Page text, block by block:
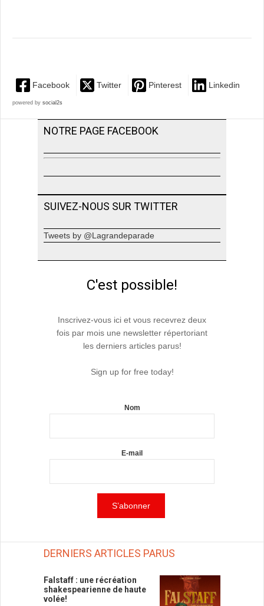
Facebook Twitter Pinterest Linkedin
powered by social2s
NOTRE PAGE FACEBOOK
SUIVEZ-NOUS SUR TWITTER
Tweets by @Lagrandeparade
C'est possible!
Inscrivez-vous ici et vous recevrez deux
fois par mois une newsletter répertoriant
les derniers articles parus!
Sign up for free today!
Nom
E-mail
DERNIERS ARTICLES PARUS
Falstaff : une récréation
shakespearienne de haute
volée!